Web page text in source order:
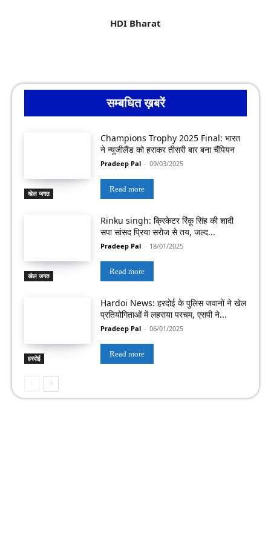
HDI Bharat
सम्बधित ख़बरें
खेल जगत
Champions Trophy 2025 Final: भारत
ने न्यूजीलैंड को हराकर तीसरी बार बना चैंपियन
Pradeep Pal - 09/03/2025
Read more
खेल जगत
Rinku singh: क्रिकेटर रिंकू सिंह की शादी
सपा सांसद प्रिया सरोज से तय, जल्द...
Pradeep Pal - 18/01/2025
Read more
हरदोई
Hardoi News: हरदोई के पुलिस जवानों ने खेल
प्रतियोगिताओं में लहराया परचम, एसपी ने...
Pradeep Pal - 06/01/2025
Read more